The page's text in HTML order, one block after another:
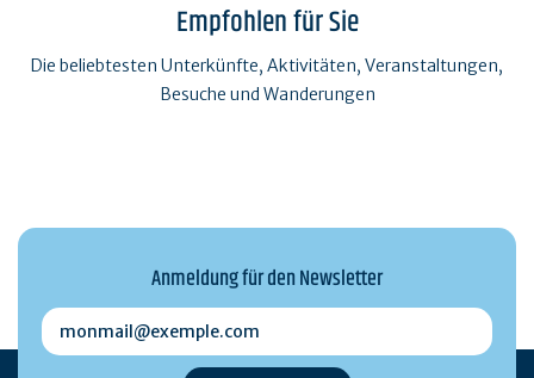
Empfohlen für Sie
Die beliebtesten Unterkünfte, Aktivitäten, Veranstaltungen,
Besuche und Wanderungen
Anmeldung für den Newsletter
monmail@exemple.com